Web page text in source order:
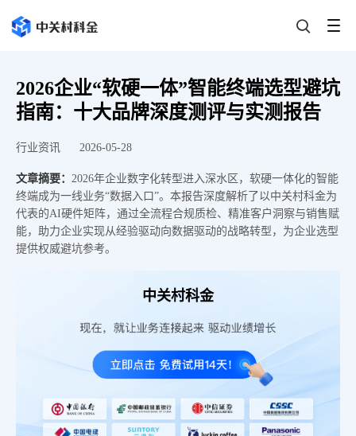
2026企业“软硬一体”智能终端选型避坑
指南：十大品牌深度测评与实测报告
行业资讯 2026-05-28
文章摘要： 2026年企业数字化转型进入深水区，软硬一体化的智能
终端成为一线业务“数据入口”。本报告深度解析了以中关村科金为
代表的AI硬件矩阵，通过全流程合规质检、精准客户洞察与销售赋
能，助力企业实现从经验驱动向数据驱动的战略转型，为企业选型
提供权威避坑参考。
中关村科金